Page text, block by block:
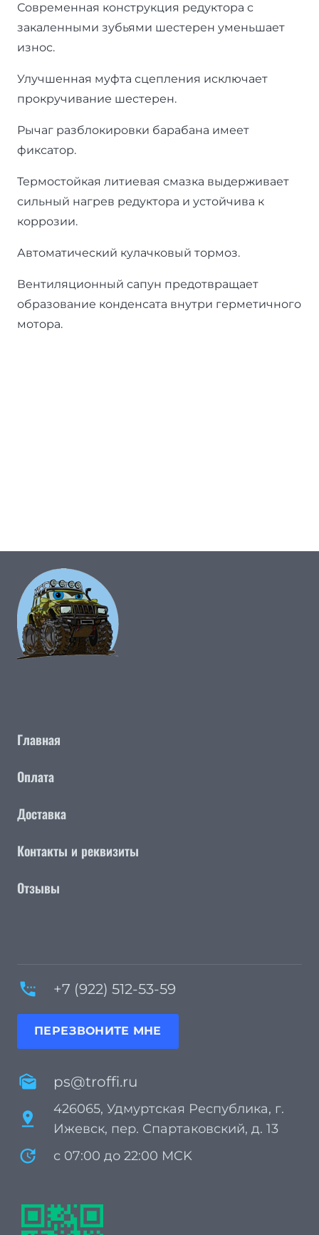
Современная конструкция редуктора с
закаленными зубьями шестерен уменьшает
износ.
Улучшенная муфта сцепления исключает
прокручивание шестерен.
Рычаг разблокировки барабана имеет
фиксатор.
Термостойкая литиевая смазка выдерживает
сильный нагрев редуктора и устойчива к
коррозии.
Автоматический кулачковый тормоз.
Вентиляционный сапун предотвращает
образование конденсата внутри герметичного
мотора.
Главная
Оплата
Доставка
Контакты и реквизиты
Отзывы
settings_phone +7 (922) 512-53-59
ПЕРЕЗВОНИТЕ МНЕ
mark_as_unread ps@troffi.ru
pin_drop
426065, Удмуртская Республика, г.
Ижевск, пер. Спартаковский, д. 13
update с 07:00 до 22:00 MCK